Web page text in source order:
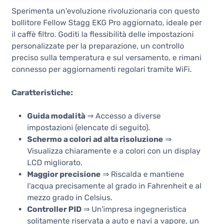
Sperimenta un'evoluzione rivoluzionaria con questo
bollitore Fellow Stagg EKG Pro aggiornato, ideale per
il caffè filtro. Goditi la flessibilità delle impostazioni
personalizzate per la preparazione, un controllo
preciso sulla temperatura e sul versamento, e rimani
connesso per aggiornamenti regolari tramite WiFi.
Caratteristiche:
Guida modalità ⇒ Accesso a diverse
impostazioni (elencate di seguito).
Schermo a colori ad alta risoluzione ⇒
Visualizza chiaramente e a colori con un display
LCD migliorato.
Maggior precisione ⇒ Riscalda e mantiene
l'acqua precisamente al grado in Fahrenheit e al
mezzo grado in Celsius.
Controller PID ⇒ Un'impresa ingegneristica
solitamente riservata a auto e navi a vapore, un